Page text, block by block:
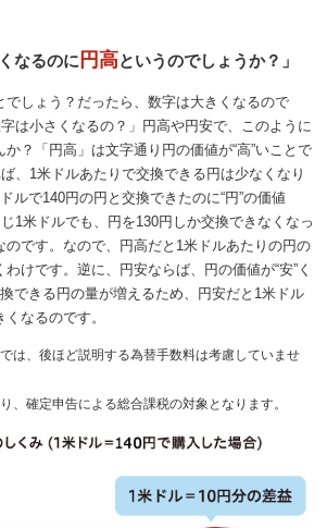
なるのに 円高というのでしょうか？」
でしょう？だったら、数字は大きくなるので
字は小さくなるの？」円高や円安で、このように
？「円高」は文字通り円の価値が“高”いことで
、1米ドルあたりで交換できる円は少なくなり
ルで140円の円と交換できたのに“円”の価値
1米ドルでも、円を130円しか交換できなくなっ
のです。なので、円高だと1米ドルあたりの円の
けです。逆に、円安ならば、円の価値が“安”く
できる円の量が増えるため、円安だと1米ドル
なるのです。
は、後ほど説明する為替手数料は考慮していませ
、確定申告による総合課税の対象となります。